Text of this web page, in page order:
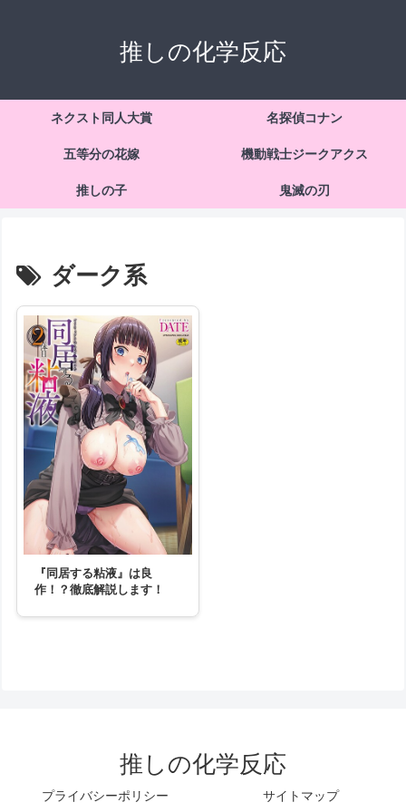
推しの化学反応
ネクスト同人大賞 名探偵コナン
五等分の花嫁 機動戦士ジークアクス
推しの子 鬼滅の刃
ダーク系
『同居する粘液』は良
作！？徹底解説します！
推しの化学反応
プライバシーポリシー サイトマップ